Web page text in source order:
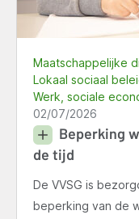
Beperking
de tijd
De VVSG is
beperking van de
Maatschappelijke
Lokaal sociaal
Werk, sociale
02/07/2026